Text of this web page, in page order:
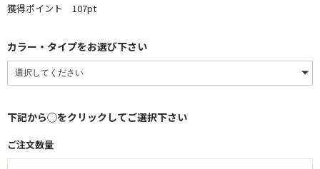
獲得ポイント 107pt
カラー・タイプをお選び下さい
下記から◯をクリックしてご選択下さい
ご注文数量